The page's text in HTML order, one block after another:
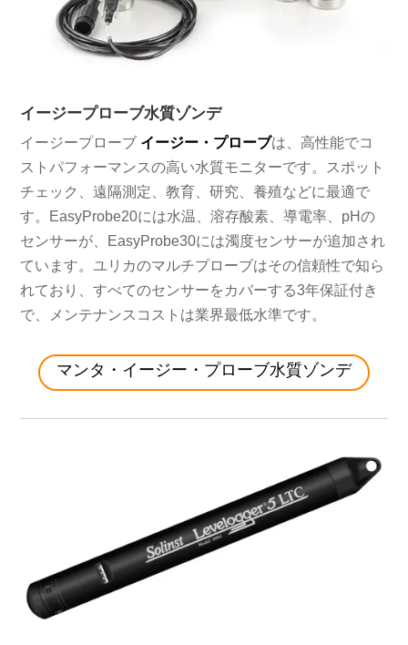
イージープローブ水質ゾンデ
イージープローブ イージー・プローブは、高性能でコ
ストパフォーマンスの高い水質モニターです。スポット
チェック、遠隔測定、教育、研究、養殖などに最適で
す。EasyProbe20には水温、溶存酸素、導電率、pHの
センサーが、EasyProbe30には濁度センサーが追加され
ています。ユリカのマルチプローブはその信頼性で知ら
れており、すべてのセンサーをカバーする3年保証付き
で、メンテナンスコストは業界最低水準です。
マンタ・イージー・プローブ水質ゾンデ